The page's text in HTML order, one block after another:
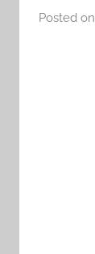
Posted on